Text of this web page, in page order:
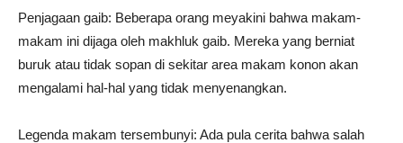
Penjagaan gaib: Beberapa orang meyakini bahwa makam-
makam ini dijaga oleh makhluk gaib. Mereka yang berniat
buruk atau tidak sopan di sekitar area makam konon akan
mengalami hal-hal yang tidak menyenangkan.
Legenda makam tersembunyi: Ada pula cerita bahwa salah